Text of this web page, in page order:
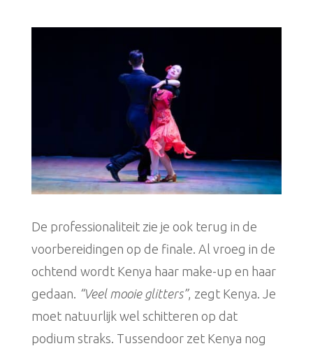
De professionaliteit zie je ook terug in de
voorbereidingen op de finale. Al vroeg in de
ochtend wordt Kenya haar make-up en haar
gedaan. “Veel mooie glitters”, zegt Kenya. Je
moet natuurlijk wel schitteren op dat
podium straks. Tussendoor zet Kenya nog